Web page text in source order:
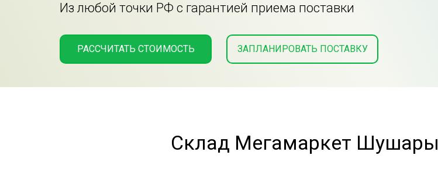
РАССЧИТАТЬ СТОИМОСТЬ
Из любой точки РФ с гарантией приема поставки
ЗАПЛАНИРОВАТЬ ПОСТАВКУ
Склад Мегамаркет Шушары